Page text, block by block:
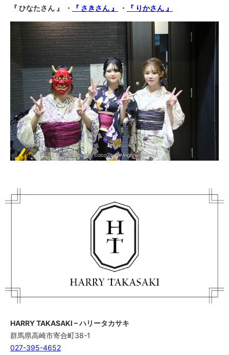
『 ひなたさん 』 ・ 『 さきさん 』 ・ 『 りかさん 』
HARRY TAKASAKI – ハリータカサキ
群馬県高崎市寄合町38-1
027-395-4652